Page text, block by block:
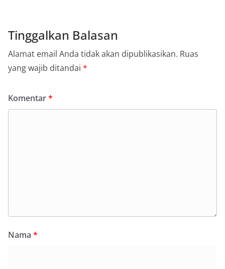
Tinggalkan Balasan
Alamat email Anda tidak akan dipublikasikan. Ruas
yang wajib ditandai *
Komentar*
Nama *